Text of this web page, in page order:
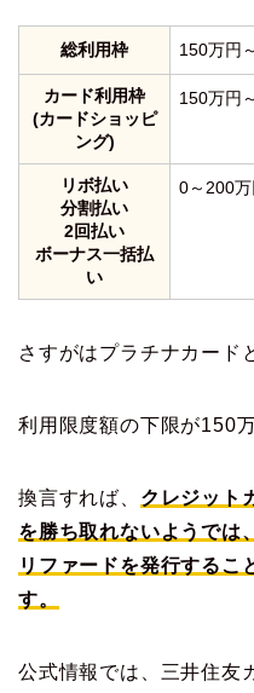
総利用枠 150万円～
カード利用枠
(カードショッピ
ング)
150万円～
リボ払い
分割払い
2回払い
ボーナス一括払
い
0～200万
さすがはプラチナカード
利用限度額の下限が150
換言すれば、 クレジット
を勝ち取れないようでは
リファードを発行するこ
す。
公式情報では、三井住友